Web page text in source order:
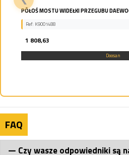
Ref: 95.12503-5026
148,24
Doosan
FAQ
Czy wasze odpowiedniki są